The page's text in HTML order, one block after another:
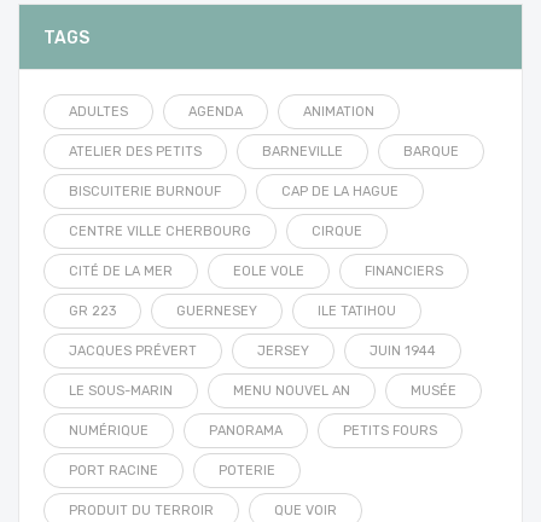
TAGS
ADULTES AGENDA ANIMATION
ATELIER DES PETITS BARNEVILLE BARQUE
BISCUITERIE BURNOUF CAP DE LA HAGUE
CENTRE VILLE CHERBOURG CIRQUE
CITÉ DE LA MER EOLE VOLE FINANCIERS
GR 223 GUERNESEY ILE TATIHOU
JACQUES PRÉVERT JERSEY JUIN 1944
LE SOUS-MARIN MENU NOUVEL AN MUSÉE
NUMÉRIQUE PANORAMA PETITS FOURS
PORT RACINE POTERIE
PRODUIT DU TERROIR QUE VOIR